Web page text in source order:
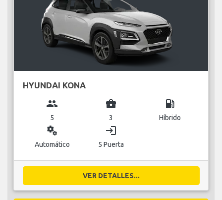
HYUNDAI KONA
group
5
business_center
3
local_gas_station
Híbrido
miscellaneous_services
Automático
login
5 Puerta
VER DETALLES...